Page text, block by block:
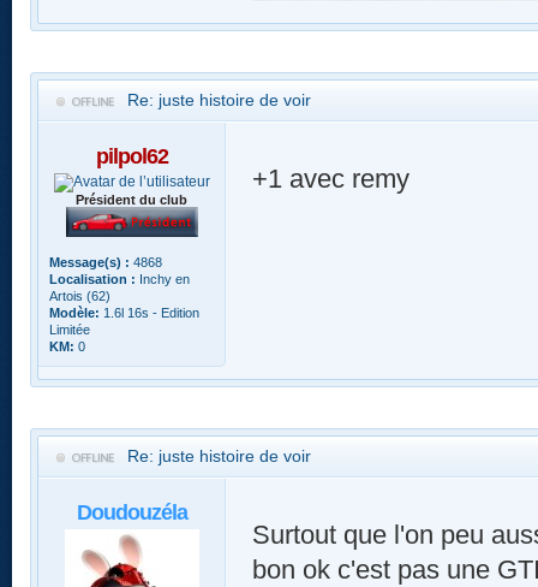
Re: juste histoire de voir
pilpol62
Président du club
Message(s) : 4868
Localisation : Inchy en
Artois (62)
Modèle: 1.6l 16s - Edition
Limitée
KM: 0
+1 avec remy
Re: juste histoire de voir
Doudouzéla
Surtout que l'on peu
bon ok c'est pas une